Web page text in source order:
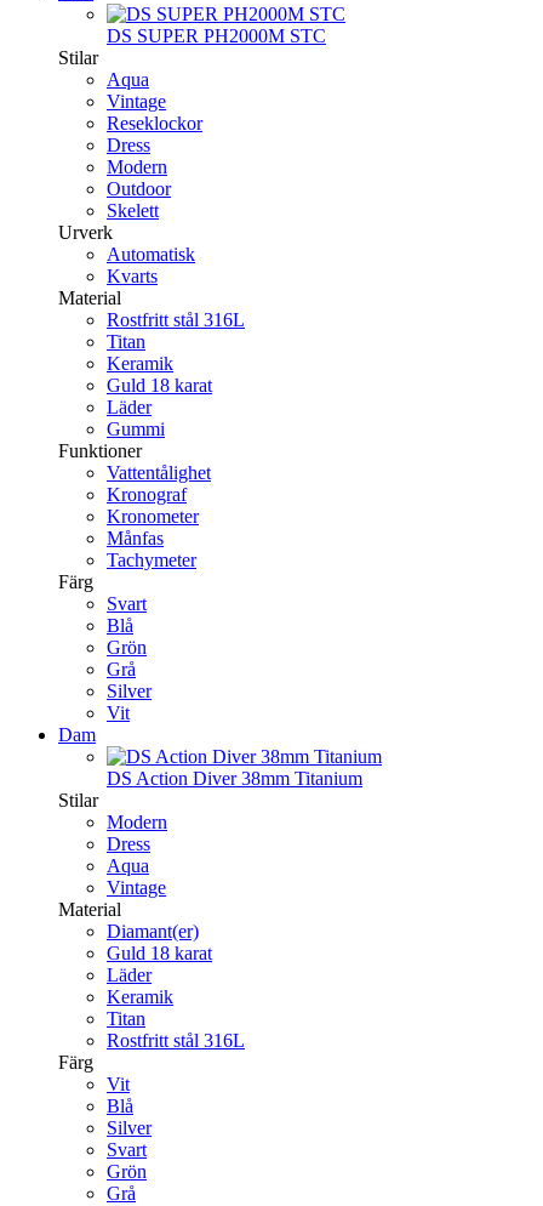
DS SUPER PH2000M STC
Stilar
Aqua
Vintage
Reseklockor
Dress
Modern
Outdoor
Skelett
Urverk
Automatisk
Kvarts
Material
Rostfritt stål 316L
Titan
Keramik
Guld 18 karat
Läder
Gummi
Funktioner
Vattentålighet
Kronograf
Kronometer
Månfas
Tachymeter
Färg
Svart
Blå
Grön
Grå
Silver
Vit
Dam
DS Action Diver 38mm Titanium
Stilar
Modern
Dress
Aqua
Vintage
Material
Diamant(er)
Guld 18 karat
Läder
Keramik
Titan
Rostfritt stål 316L
Färg
Vit
Blå
Silver
Svart
Grön
Grå